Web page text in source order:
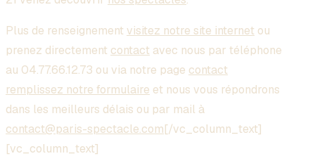
Plus de renseignement visitez notre site internet ou
prenez directement contact avec nous par téléphone
au 04.77.66.12.73 ou via notre page contact
remplissez notre formulaire et nous vous répondrons
dans les meilleurs délais ou par mail à
contact@paris-spectacle.com[/vc_column_text]
[vc_column_text]